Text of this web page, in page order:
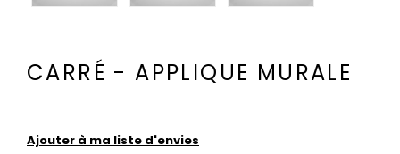
CARRÉ - APPLIQUE MURALE
Ajouter à ma liste d'envies